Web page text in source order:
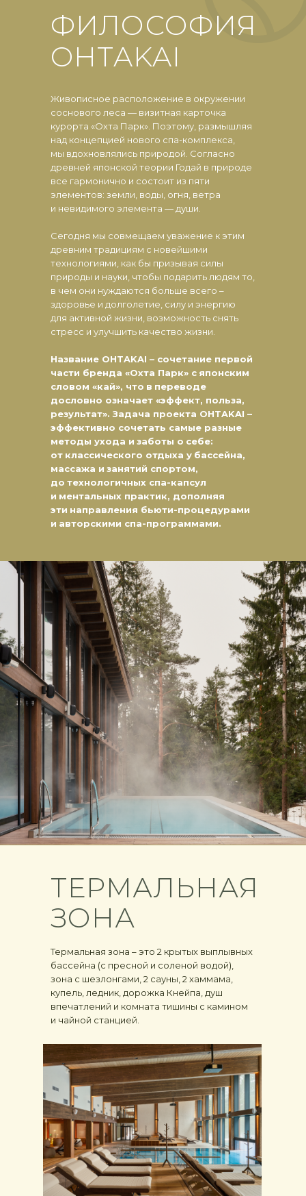
ФИЛОСОФИЯ
OHTAKAI
Живописное расположение в окружении
соснового леса — визитная карточка
курорта «Охта Парк». Поэтому, размышляя
над концепцией нового спа-комплекса,
мы вдохновлялись природой. Согласно
древней японской теории Годай в природе
все гармонично и состоит из пяти
элементов: земли, воды, огня, ветра
и невидимого элемента — души.
Сегодня мы совмещаем уважение к этим
древним традициям с новейшими
технологиями, как бы призывая силы
природы и науки, чтобы подарить людям то,
в чем они нуждаются больше всего –
здоровье и долголетие, силу и энергию
для активной жизни, возможность снять
стресс и улучшить качество жизни.
Название OHTAKAI – сочетание первой
части бренда «Охта Парк» с японским
словом «кай», что в переводе
дословно означает «эффект, польза,
результат». Задача проекта OHTAKAI –
эффективно сочетать самые разные
методы ухода и заботы о себе:
от классического отдыха у бассейна,
массажа и занятий спортом,
до технологичных спа-капсул
и ментальных практик, дополняя
эти направления бьюти-процедурами
и авторскими спа-программами.
Термальная зона – это 2 крытых выплывных
бассейна (с пресной и соленой водой),
зона с шезлонгами, 2 сауны, 2 хаммама,
купель, ледник, дорожка Кнейпа, душ
впечатлений и комната тишины с камином
и чайной станцией.
ТЕРМАЛЬНАЯ
ЗОНА